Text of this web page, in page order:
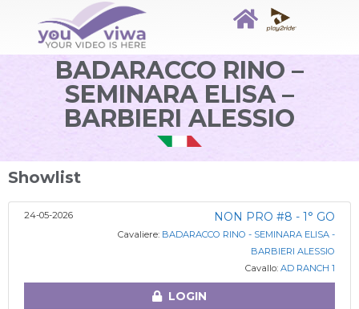
BADARACCO RINO –
SEMINARA ELISA –
BARBIERI ALESSIO
Showlist
24-05-2026 NON PRO #8 - 1° GO
Cavaliere: BADARACCO RINO - SEMINARA ELISA -
BARBIERI ALESSIO
Cavallo: AD RANCH 1
LOGIN